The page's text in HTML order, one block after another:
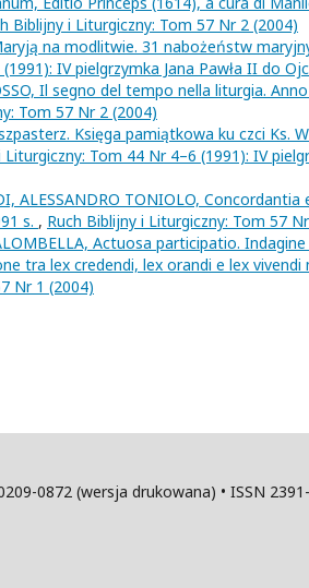
Biblijny i Liturgiczny: Tom 57 Nr 2 (2004)
na modlitwie. 31 nabożeństw
IV pielgrzymka Jana Pawła II do
Il segno del tempo nella liturgia.
Tom 57 Nr 2 (2004)
Księga pamiątkowa ku czci Ks.
Liturgiczny: Tom 44 Nr 4–6 (1991): IV
ALESSANDRO TONIOLO,
s. , Ruch Biblijny i Liturgiczny: Tom 57
Actuosa participatio.
tra lex credendi, lex orandi e lex vivendi
Nr 1 (2004)
0872 (wersja drukowana) • ISSN